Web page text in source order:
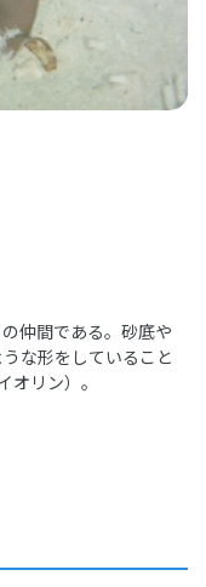
仲間である。砂底や
な形をしていること
リン）。